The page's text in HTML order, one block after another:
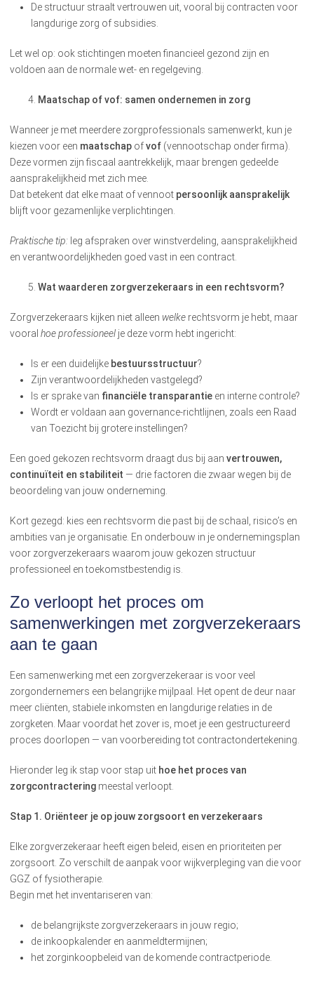
De structuur straalt vertrouwen uit, vooral bij contracten voor
langdurige zorg of subsidies.
Let wel op: ook stichtingen moeten financieel gezond zijn en
voldoen aan de normale wet- en regelgeving.
Maatschap of vof: samen ondernemen in zorg
Wanneer je met meerdere zorgprofessionals samenwerkt, kun je
kiezen voor een maatschap ofvof (vennootschap onder firma).
Deze vormen zijn fiscaal aantrekkelijk, maar brengen gedeelde
aansprakelijkheid met zich mee.
Dat betekent dat elke maat of vennoot persoonlijk aansprakelijk
blijft voor gezamenlijke verplichtingen.
Praktische tip: leg afspraken over winstverdeling, aansprakelijkheid
en verantwoordelijkheden goed vast in een contract.
Wat waarderen zorgverzekeraars in een rechtsvorm?
Zorgverzekeraars kijken niet alleen welke rechtsvorm je hebt, maar
vooral hoe professioneel je deze vorm hebt ingericht:
Is er een duidelijke bestuursstructuur?
Zijn verantwoordelijkheden vastgelegd?
Is er sprake van financiële transparantie en interne controle?
Wordt er voldaan aan governance-richtlijnen, zoals een Raad
van Toezicht bij grotere instellingen?
Een goed gekozen rechtsvorm draagt dus bij aan vertrouwen,
continuïteit en stabiliteit — drie factoren die zwaar wegen bij de
beoordeling van jouw onderneming.
Kort gezegd: kies een rechtsvorm die past bij de schaal, risico’s en
ambities van je organisatie. En onderbouw in je ondernemingsplan
voor zorgverzekeraars waarom jouw gekozen structuur
professioneel en toekomstbestendig is.
Zo verloopt het proces om
samenwerkingen met zorgverzekeraars
aan te gaan
Een samenwerking met een zorgverzekeraar is voor veel
zorgondernemers een belangrijke mijlpaal. Het opent de deur naar
meer cliënten, stabiele inkomsten en langdurige relaties in de
zorgketen. Maar voordat het zover is, moet je een gestructureerd
proces doorlopen — van voorbereiding tot contractondertekening.
Hieronder leg ik stap voor stap uit hoe het proces van
zorgcontractering meestal verloopt.
Stap 1. Oriënteer je op jouw zorgsoort en verzekeraars
Elke zorgverzekeraar heeft eigen beleid, eisen en prioriteiten per
zorgsoort. Zo verschilt de aanpak voor wijkverpleging van die voor
GGZ of fysiotherapie.
Begin met het inventariseren van:
de belangrijkste zorgverzekeraars in jouw regio;
de inkoopkalender en aanmeldtermijnen;
het zorginkoopbeleid van de komende contractperiode.